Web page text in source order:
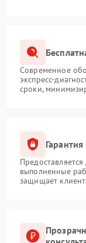
Современное
экспресс-
сроки,
выполненные
защищает